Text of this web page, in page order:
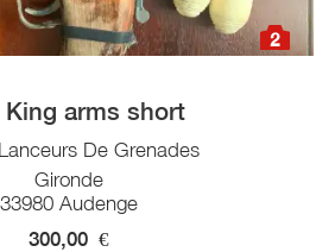
2
King arms short
De Grenades
Gironde
33980 Audenge
300,00 €